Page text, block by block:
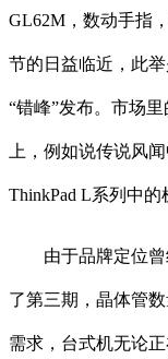
GL62M，数动手指
节的日益临近，此
“错峰”发布。市场
上，例如说传说风
ThinkPad L系列中的
由于品牌定位曾
了第三期，晶体管
需求，台式机无论